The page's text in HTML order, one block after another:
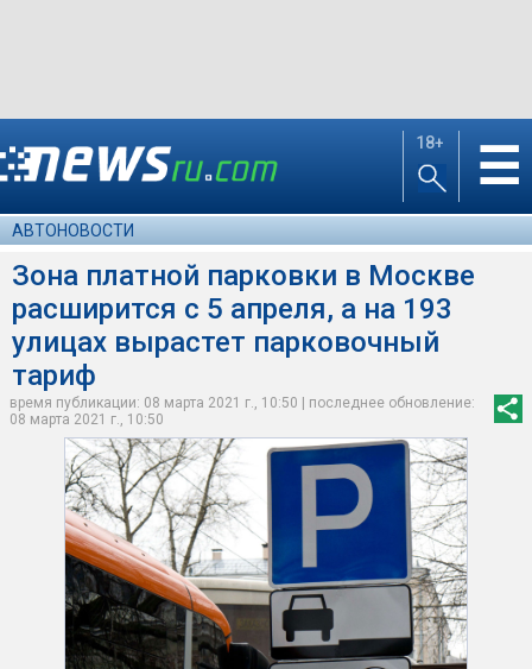
18+ ☰
АВТОНОВОСТИ
Зона платной парковки в Москве
расширится с 5 апреля, а на 193
улицах вырастет парковочный
тариф
время публикации: 08 марта 2021 г., 10:50 | последнее обновление:
08 марта 2021 г., 10:50